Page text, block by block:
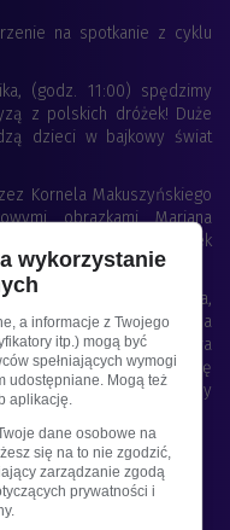
na spotkanie z cyklu
(godz. 11:00) spędzimy
z polskich dróżek! Duże
dzieci w bajkowy świat
Kornela Makuszyńskiego
obrazkami Mariana
w Polsce historyjek
sympatycznie niezdarna,
Jest to niepowtarzalna
ekranie oraz ciekawa
wspólnie bawić się
dużym ekranie obejrzymy
Matołka”
wykorzystanie
a informacje z Twojego
itp.) mogą być
spełniających wymogi
udostępniane. Mogą też
aplikację.
dane osobowe na
się na to nie zgodzić,
zarządzanie zgodą
prywatności i